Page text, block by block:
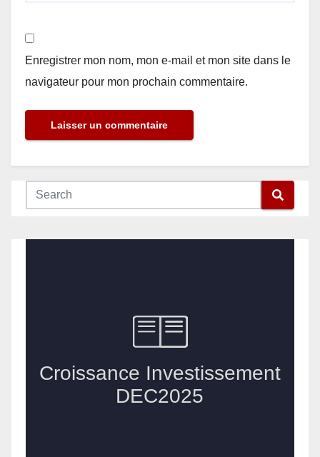
Enregistrer mon nom, mon e-mail et mon site dans le
navigateur pour mon prochain commentaire.